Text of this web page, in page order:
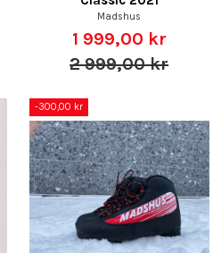
Madshus
1 999,00 kr
2 999,00 kr
-300,00 kr